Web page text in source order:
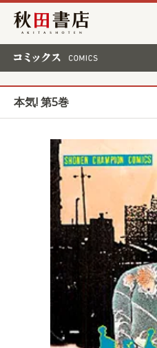
秋田書店
本気! 第5巻